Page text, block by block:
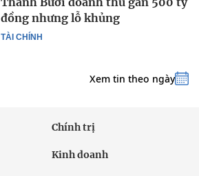
TÀI CHÍNH
đồng nhưng lỗ khủng
Xem tin theo ngày
Chính trị
Kinh doanh